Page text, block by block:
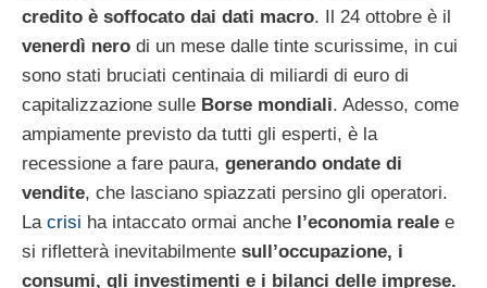
credito è soffocato dai dati macro. Il 24 ottobre è il
venerdì nero di un mese dalle tinte scurissime, in cui
sono stati bruciati centinaia di miliardi di euro di
capitalizzazione sulle Borse mondiali. Adesso, come
ampiamente previsto da tutti gli esperti, è la
recessione a fare paura, generando ondate di
vendite, che lasciano spiazzati persino gli operatori.
La crisi ha intaccato ormai anche l’economia reale e
si rifletterà inevitabilmente sull’occupazione, i
consumi, gli investimenti e i bilanci delle imprese.